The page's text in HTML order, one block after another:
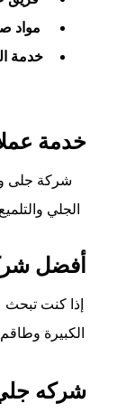
مواد
خدمة
خدمة
شركة جلى
الجلي
أفضل
إذا كنت
الكبيرة
شركه جلي